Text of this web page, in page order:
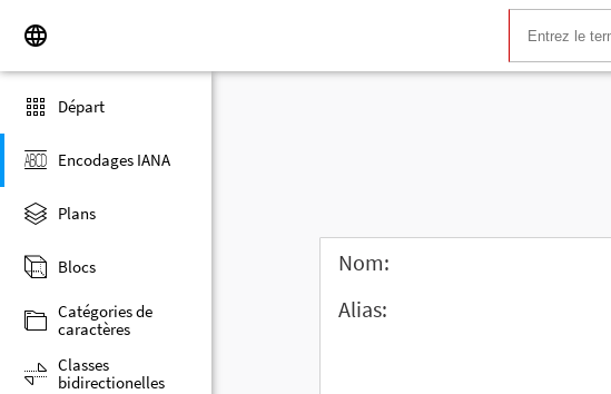
Départ
Encodages IANA
Plans
Blocs
Catégories de
caractères
Classes
bidirectionelles
Nom:
Alias: